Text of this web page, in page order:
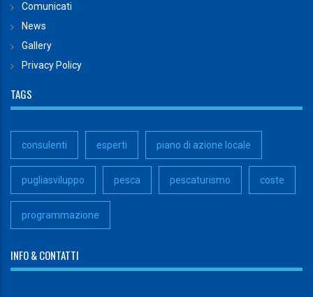
Comunicati
News
Gallery
Privacy Policy
TAGS
consulenti esperti piano di azione locale
pugliasviluppo pesca pescaturismo coste
programmazione
INFO & CONTATTI